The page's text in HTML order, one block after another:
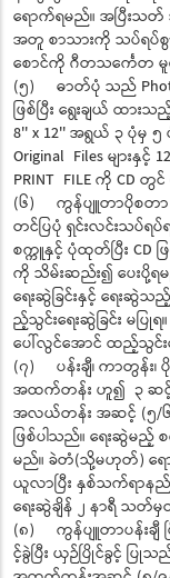
ရောက်ရမည်။ အပြီးသတ် အ
အတူ စာသားကို သပ်ရပ်စွ
စောင်ကို ဂီတသင်္ကေတ မူ
(၅) ဓာတ်ပုံ သည် Photo
ဖြစ်ပြီး ရွေးချယ် ထာ
8'' x 12'' အရွယ် ၃ ပုံမှ
Original Files များနှ
PRINT FILE ကို CD
(၆) ကွန်ပျူတာပိုစတာ သ
တင်ပြပုံ ရှင်းလင်းသပ်ရ
စက္ကူနှင့် ပုံထုတ်ပြီး CD ဖ
ကို သိမ်းဆည်း၍ ပေးပို့ရမ
ရေးဆွဲခြင်းနှင့် ရေး
ည့်သွင်းရေးဆွဲခြင်း မပြု
ပေါ်လွင်အောင် ထည့်သွင်း
(၇) ပန်းချီ၊ ကာတွန်း
အထက်တန်း ဟူ၍ ၃ ဆင့်
အလယ်တန်း အဆင့် (၅/၆
ဖြစ်ပါသည်။ ရေးဆွဲမည့်
မည်။ ခဲတံ(သို့မဟုတ်) ရော
ယူလာပြီး နှစ်သက်ရာနည်း
ရေးဆွဲချိန် ၂ နာရီ သ
(၈) ကွန်ပျူတာပန်း
င့်ခွဲပြီး ယှဉ်ပြိုင်ခွင့် ပ